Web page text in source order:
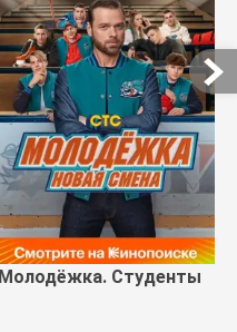
Молодёжка. Студенты